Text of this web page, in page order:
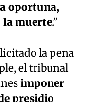
oportuna,
la muerte."
la pena
el tribunal
imponer
presidio